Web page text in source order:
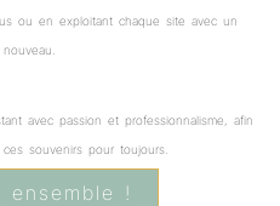
ou en exploitant chaque site avec un
avec passion et professionnalisme, afin
souvenirs pour toujours.
ensemble !